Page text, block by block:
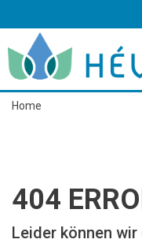
Home
404
Leider können